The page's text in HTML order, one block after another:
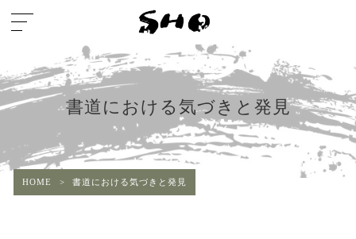
書道における気づきと発見
HOME > 書道における気づきと発見